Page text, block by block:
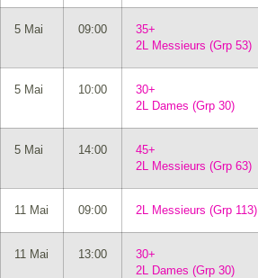
5 Mai 09:00
35+
2L Messieurs (Grp 53)
5 Mai 10:00
30+
2L Dames (Grp 30)
5 Mai 14:00
45+
2L Messieurs (Grp 63)
11 Mai 09:00 2L Messieurs (Grp 113)
11 Mai 13:00
30+
2L Dames (Grp 30)